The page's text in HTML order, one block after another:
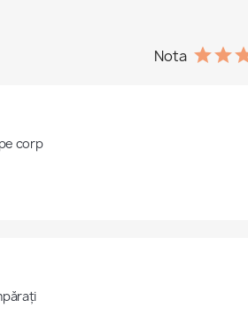
Nota
corp